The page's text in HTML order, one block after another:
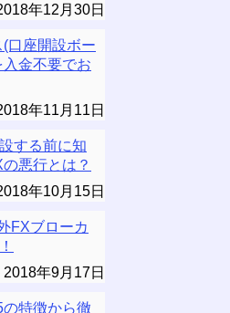
年12月30日
口座開設ボー
金不要でお
年11月11日
する前に知
悪行とは？
年10月15日
FXブローカ
2018年9月17日
特徴から徹